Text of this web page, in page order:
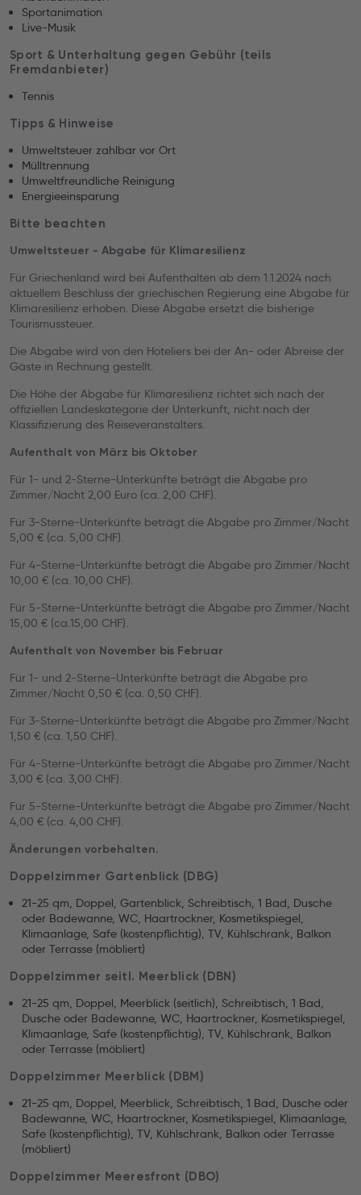
Sportanimation
Live-Musik
Sport & Unterhaltung gegen Gebühr (teils
Fremdanbieter)
Tennis
Tipps & Hinweise
Umweltsteuer zahlbar vor Ort
Mülltrennung
Umweltfreundliche Reinigung
Energieeinsparung
Bitte beachten
Umweltsteuer - Abgabe für Klimaresilienz
Für Griechenland wird bei Aufenthalten ab dem 1.1.2024 nach
aktuellem Beschluss der griechischen Regierung eine Abgabe für
Klimaresilienz erhoben. Diese Abgabe ersetzt die bisherige
Tourismussteuer.
Die Abgabe wird von den Hoteliers bei der An- oder Abreise der
Gäste in Rechnung gestellt.
Die Höhe der Abgabe für Klimaresilienz richtet sich nach der
offiziellen Landeskategorie der Unterkunft, nicht nach der
Klassifizierung des Reiseveranstalters.
Aufenthalt von März bis Oktober
Für 1- und 2-Sterne-Unterkünfte beträgt die Abgabe pro
Zimmer/Nacht 2,00 Euro (ca. 2,00 CHF).
Für 3-Sterne-Unterkünfte beträgt die Abgabe pro Zimmer/Nacht
5,00 € (ca. 5,00 CHF).
Für 4-Sterne-Unterkünfte beträgt die Abgabe pro Zimmer/Nacht
10,00 € (ca. 10,00 CHF).
Für 5-Sterne-Unterkünfte beträgt die Abgabe pro Zimmer/Nacht
15,00 € (ca.15,00 CHF).
Aufenthalt von November bis Februar
Für 1- und 2-Sterne-Unterkünfte beträgt die Abgabe pro
Zimmer/Nacht 0,50 € (ca. 0,50 CHF).
Für 3-Sterne-Unterkünfte beträgt die Abgabe pro Zimmer/Nacht
1,50 € (ca. 1,50 CHF).
Für 4-Sterne-Unterkünfte beträgt die Abgabe pro Zimmer/Nacht
3,00 € (ca. 3,00 CHF).
Für 5-Sterne-Unterkünfte beträgt die Abgabe pro Zimmer/Nacht
4,00 € (ca. 4,00 CHF).
Änderungen vorbehalten.
Doppelzimmer Gartenblick (DBG)
21-25 qm, Doppel, Gartenblick, Schreibtisch, 1 Bad, Dusche
oder Badewanne, WC, Haartrockner, Kosmetikspiegel,
Klimaanlage, Safe (kostenpflichtig), TV, Kühlschrank, Balkon
oder Terrasse (möbliert)
Doppelzimmer seitl. Meerblick (DBN)
21-25 qm, Doppel, Meerblick (seitlich), Schreibtisch, 1 Bad,
Dusche oder Badewanne, WC, Haartrockner, Kosmetikspiegel,
Klimaanlage, Safe (kostenpflichtig), TV, Kühlschrank, Balkon
oder Terrasse (möbliert)
Doppelzimmer Meerblick (DBM)
21-25 qm, Doppel, Meerblick, Schreibtisch, 1 Bad, Dusche oder
Badewanne, WC, Haartrockner, Kosmetikspiegel, Klimaanlage,
Safe (kostenpflichtig), TV, Kühlschrank, Balkon oder Terrasse
(möbliert)
Doppelzimmer Meeresfront (DBO)